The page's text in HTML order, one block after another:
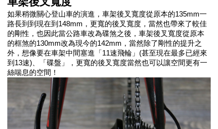
如果稍微關心登山車的演進，車架後叉寬度從原本的135mm一
路長到到現在到148mm，更寬的後叉寬度，當然也帶來了較佳
的剛性，也因此當公路車改為碟煞之後，車架後叉寬度從原本
的框煞的130mm改為現今的142mm，當然除了剛性的提升之
外，想像要在車架中間塞進「11速飛輪」(甚至現在最多已經來
到13速)、「碟盤」，更寬的後叉寬度當然也可以讓空間更有一
絲喘息的空間！